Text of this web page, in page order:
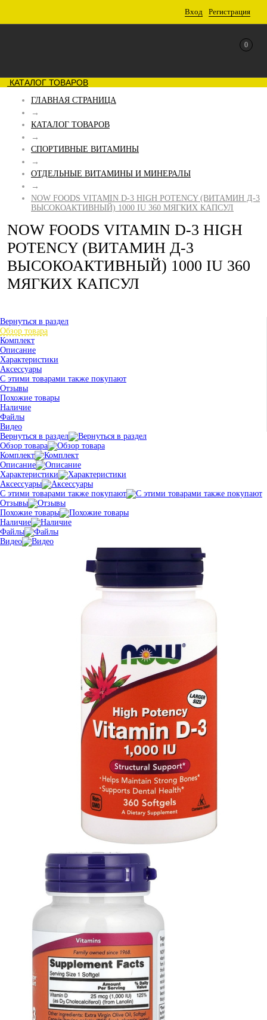
Вход Регистрация
0
КАТАЛОГ ТОВАРОВ
ГЛАВНАЯ СТРАНИЦА
→
КАТАЛОГ ТОВАРОВ
→
СПОРТИВНЫЕ ВИТАМИНЫ
→
ОТДЕЛЬНЫЕ ВИТАМИНЫ И МИНЕРАЛЫ
→
NOW FOODS VITAMIN D-3 HIGH POTENCY (ВИТАМИН Д-3
ВЫСОКОАКТИВНЫЙ) 1000 IU 360 МЯГКИХ КАПСУЛ
NOW FOODS VITAMIN D-3 HIGH
POTENCY (ВИТАМИН Д-3
ВЫСОКОАКТИВНЫЙ) 1000 IU 360
МЯГКИХ КАПСУЛ
Вернуться в раздел
Обзор товара
Комплект
Описание
Характеристики
Аксессуары
С этими товарами также покупают
Отзывы
Похожие товары
Наличие
Файлы
Видео
Вернуться в раздел
Обзор товара
Комплект
Описание
Характеристики
Аксессуары
С этими товарами также покупают
Отзывы
Похожие товары
Наличие
Файлы
Видео